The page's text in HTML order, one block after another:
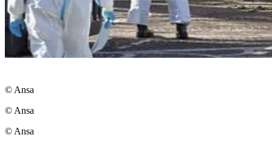
© Ansa
© Ansa
© Ansa